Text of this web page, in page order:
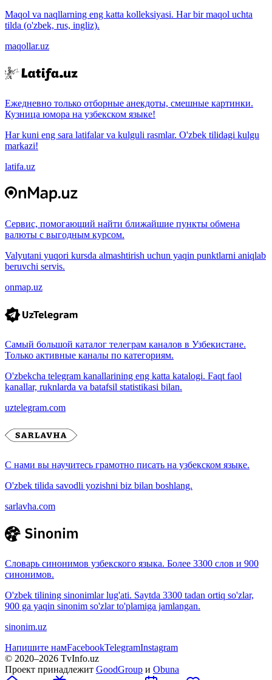
Maqol va naqllarning eng katta kolleksiyasi. Har bir maqol uchta
tilda (o'zbek, rus, ingliz).
maqollar.uz
Ежедневно только отборные анекдоты, смешные картинки.
Кузница юмора на узбекском языке!
Har kuni eng sara latifalar va kulguli rasmlar. O'zbek tilidagi kulgu
markazi!
latifa.uz
Сервис, помогающий найти ближайшие пункты обмена
валюты с выгодным курсом.
Valyutani yuqori kursda almashtirish uchun yaqin punktlarni aniqlab
beruvchi servis.
onmap.uz
Самый большой каталог телеграм каналов в Узбекистане.
Только активные каналы по категориям.
O'zbekcha telegram kanallarining eng katta katalogi. Faqt faol
kanallar, ruknlarda va batafsil statistikasi bilan.
uztelegram.com
С нами вы научитесь грамотно писать на узбекском языке.
O'zbek tilida savodli yozishni biz bilan boshlang.
sarlavha.com
Словарь синонимов узбекского языка. Более 3300 слов и 900
синонимов.
O'zbek tilining sinonimlar lug'ati. Saytda 3300 tadan ortiq so'zlar,
900 ga yaqin sinonim so'zlar to'plamiga jamlangan.
sinonim.uz
Напишите намFacebookTelegramInstagram
© 2020–2026 TvInfo.uz
Проект принадлежит GoodGroup и Obuna